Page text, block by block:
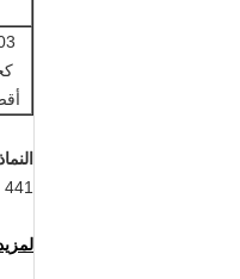
441 ملف عريض ملفوف على الساخن ، ملف عريض ملفوف على البارد ، شريط مشقوق ، صفائح مقطوعة